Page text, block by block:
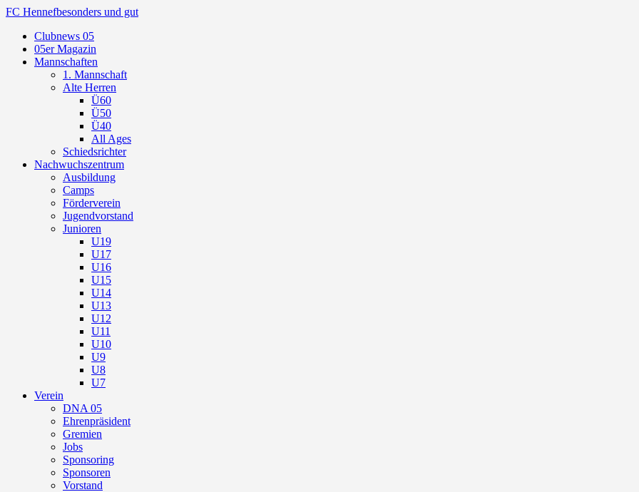
FC Hennefbesonders und gut
Clubnews 05
05er Magazin
Mannschaften
1. Mannschaft
Alte Herren
Ü60
Ü50
Ü40
All Ages
Schiedsrichter
Nachwuchszentrum
Ausbildung
Camps
Förderverein
Jugendvorstand
Junioren
U19
U17
U16
U15
U14
U13
U12
U11
U10
U9
U8
U7
Verein
DNA 05
Ehrenpräsident
Gremien
Jobs
Sponsoring
Sponsoren
Vorstand